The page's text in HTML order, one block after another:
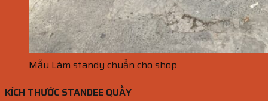
Mẫu Làm standy chuẩn cho shop
KÍCH THƯỚC STANDEE QUẦY